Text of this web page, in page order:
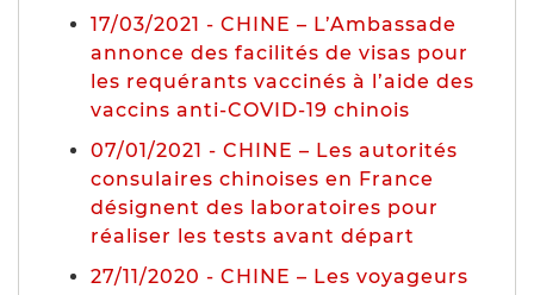
17/03/2021 - CHINE – L’Ambassade
annonce des facilités de visas pour
les requérants vaccinés à l’aide des
vaccins anti-COVID-19 chinois
07/01/2021 - CHINE – Les autorités
consulaires chinoises en France
désignent des laboratoires pour
réaliser les tests avant départ
27/11/2020 - CHINE – Les voyageurs